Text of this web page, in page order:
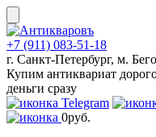
Skip
to
content
+7 (911) 083-51-18
г. Санкт-Петербург, м.
Купим антиквариат
деньги сразу
0руб.